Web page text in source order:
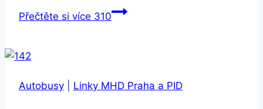
Přečtěte si více 310
Autobusy Linky MHD Praha a PID